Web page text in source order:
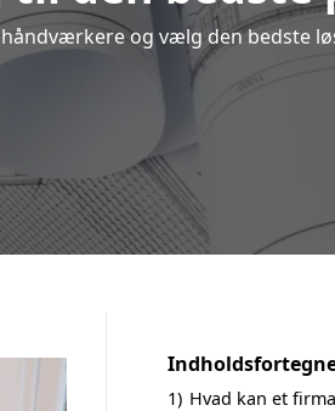
og vælg den bedste
1) Hvad kan et